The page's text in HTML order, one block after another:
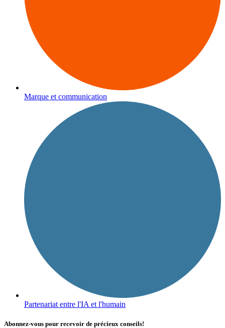
Marque et communication
Partenariat entre l'IA et l'humain
Abonnez-vous pour recevoir de précieux conseils!